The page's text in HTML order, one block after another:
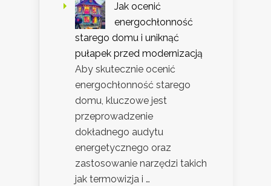
Jak ocenić
energochłonność
starego domu i uniknąć
pułapek przed modernizacją
Aby skutecznie ocenić
energochłonność starego
domu, kluczowe jest
przeprowadzenie
dokładnego audytu
energetycznego oraz
zastosowanie narzędzi takich
jak termowizja i …